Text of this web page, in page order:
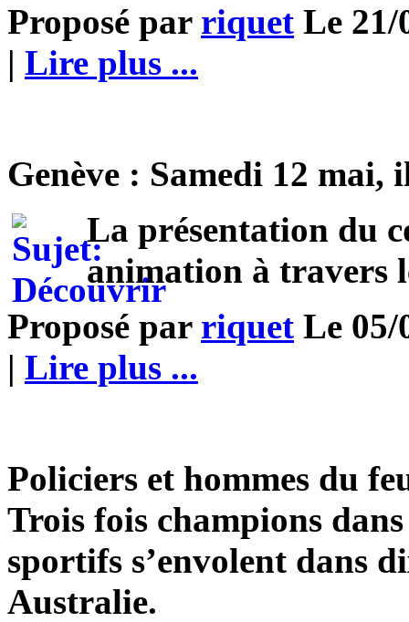
Proposé par riquet Le 21/
| Lire plus ...
Genève : Samedi 12
La présentation du
animation à travers
Proposé par riquet Le 05/
| Lire plus ...
Policiers et hommes du
Trois fois champions
sportifs s’envolent dans
Australie.